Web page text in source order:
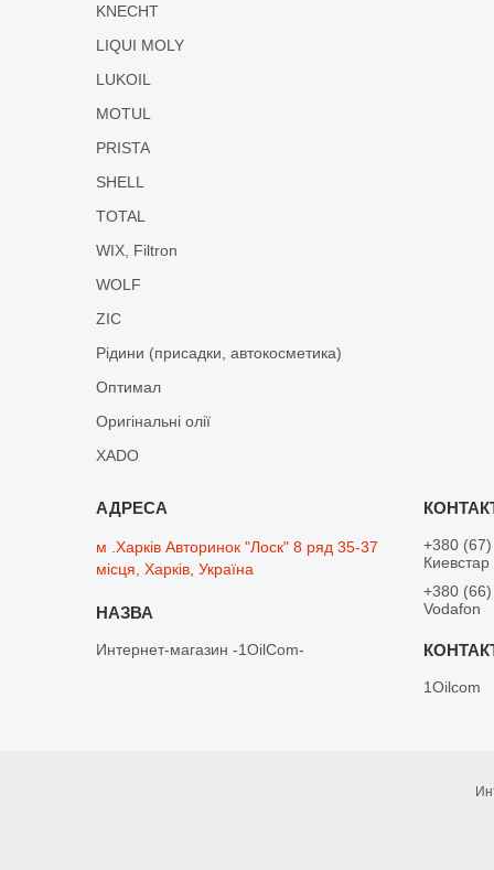
KNECHT
LIQUI MOLY
LUKOIL
MOTUL
PRISTA
SHELL
TOTAL
WIX, Filtron
WOLF
ZIC
Рідини (присадки, автокосметика)
Оптимал
Оригінальні олії
XADO
м .Харків Авторинок "Лоск" 8 ряд 35-37
місця, Харків, Україна
Интернет-магазин -1OilCom-
+380
Киевстар
+380
Vodafon
1Oilcom